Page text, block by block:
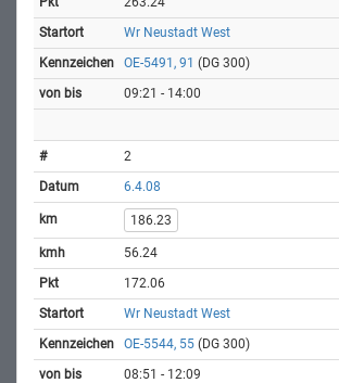
Wr Neustadt West
OE-5491, 91 (DG 300)
09:21 - 14:00
2
6.4.08
186.23
56.24
172.06
Wr Neustadt West
OE-5544, 55 (DG 300)
08:51 - 12:09